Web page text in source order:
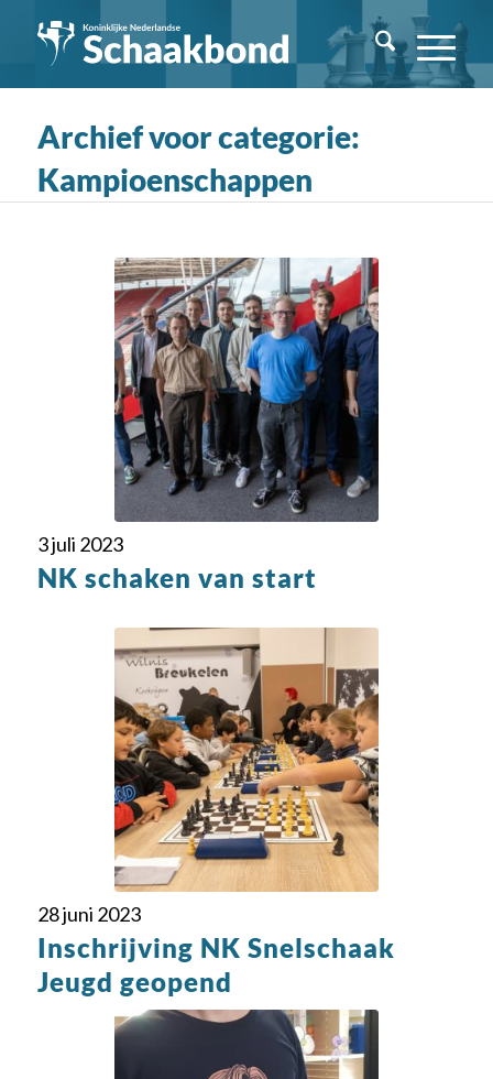
Archief voor categorie:
Kampioenschappen
3 juli 2023
NK schaken van start
28 juni 2023
Inschrijving NK Snelschaak
Jeugd geopend